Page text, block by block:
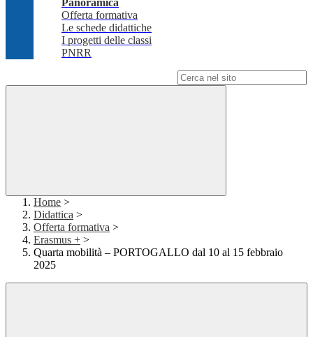
Panoramica
Offerta formativa
Le schede didattiche
I progetti delle classi
PNRR
Home >
Didattica >
Offerta formativa >
Erasmus + >
Quarta mobilità – PORTOGALLO dal 10 al 15 febbraio
2025